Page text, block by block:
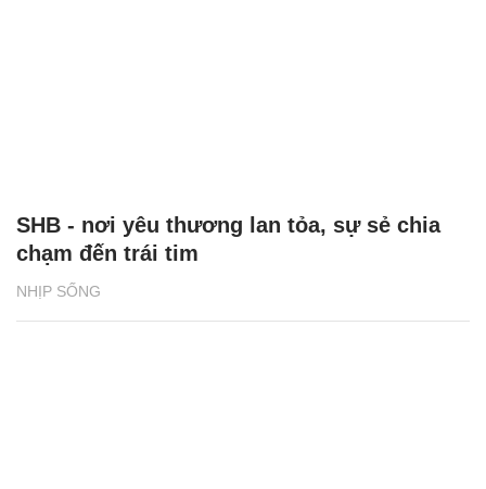
NHỊP SỐNG
SHB - nơi yêu thương lan tỏa, sự sẻ chia
chạm đến trái tim